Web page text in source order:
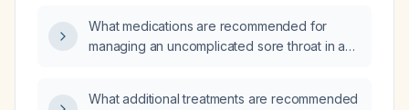
What medications are recommended for
managing an uncomplicated sore throat in a
What additional treatments are recommended